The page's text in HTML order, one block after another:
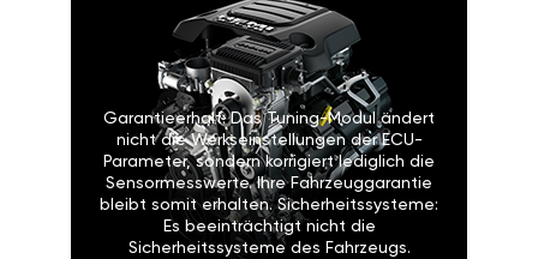
Garantieerhalt: Das Tuning-Modul ändert
nicht die Werkseinstellungen der ECU-
Parameter, sondern korrigiert lediglich die
Sensormesswerte. Ihre Fahrzeuggarantie
bleibt somit erhalten. Sicherheitssysteme:
Es beeinträchtigt nicht die
Sicherheitssysteme des Fahrzeugs.